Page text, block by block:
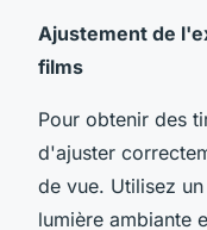
Ajustement de
films
Pour obtenir des
d'ajuster
de vue. Utilisez
lumière ambiante